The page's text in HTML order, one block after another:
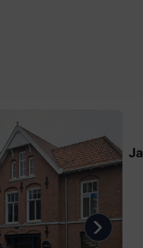
Next